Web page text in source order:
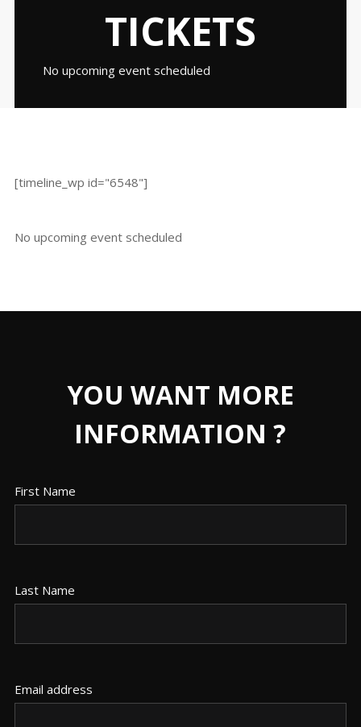
TICKETS
No upcoming event scheduled
[timeline_wp id="6548"]
No upcoming event scheduled
YOU WANT MORE
INFORMATION ?
First Name
Last Name
Email address